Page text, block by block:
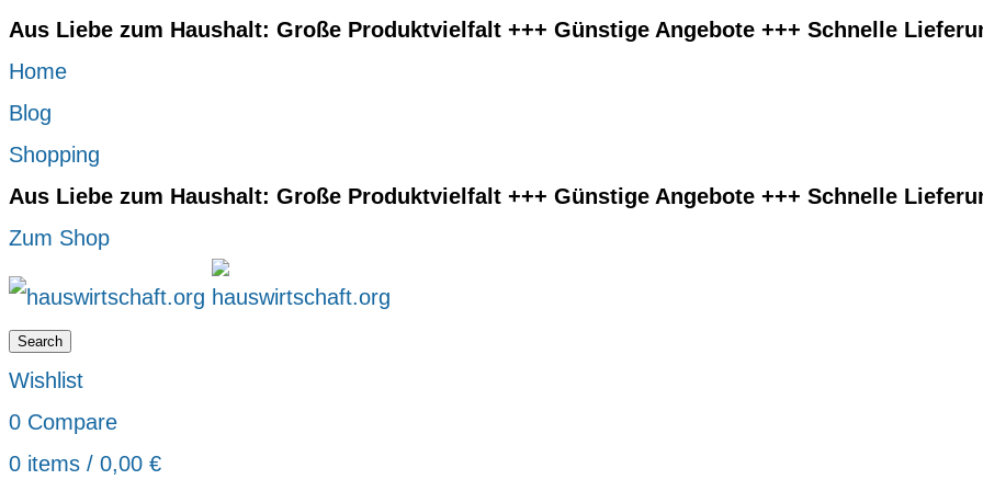
Aus Liebe zum Haushalt: Große Produktvielfalt +++ Günstige Angebote +++ Schnelle
Home
Blog
Shopping
Aus Liebe zum Haushalt: Große Produktvielfalt +++ Günstige Angebote +++ Schnelle
Zum Shop
Search
Wishlist
0 Compare
0 items / 0,00 €